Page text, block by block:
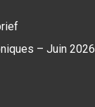
– Juin 2026